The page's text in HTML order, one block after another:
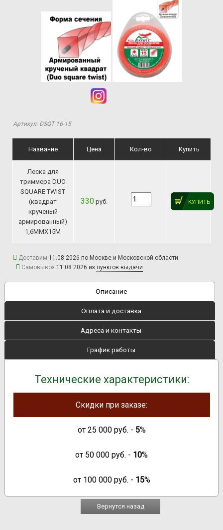
Артикул: DSQT 16-15
Название Цена Кол-во Купить
Леска для
триммера DUO
SQUARE TWIST
(квадрат
крученый
армированный)
1,6ММХ15М
330 руб. КУПИТЬ
Доставим 11.08.2026 по Москве и Московской области
Самовывоз 11.08.2026 из пунктов выдачи
Описание
Оплата и доставка
Адреса и контакты
График работы
Технические характеристики:
Скидки при заказе:
от 25 000руб. - 5%
от 50 000 руб. - 10%
от 100 000руб. - 15%
Вернутся назад